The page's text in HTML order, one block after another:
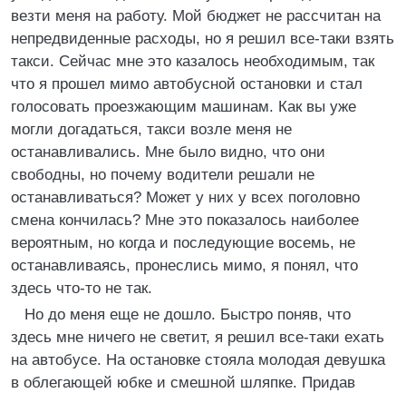
везти меня на работу. Мой бюджет не рассчитан на
непредвиденные расходы, но я решил все-таки взять
такси. Сейчас мне это казалось необходимым, так
что я прошел мимо автобусной остановки и стал
голосовать проезжающим машинам. Как вы уже
могли догадаться, такси возле меня не
останавливались. Мне было видно, что они
свободны, но почему водители решали не
останавливаться? Может у них у всех поголовно
смена кончилась? Мне это показалось наиболее
вероятным, но когда и последующие восемь, не
останавливаясь, пронеслись мимо, я понял, что
здесь что-то не так.
Но до меня еще не дошло. Быстро поняв, что
здесь мне ничего не светит, я решил все-таки ехать
на автобусе. На остановке стояла молодая девушка
в облегающей юбке и смешной шляпке. Придав